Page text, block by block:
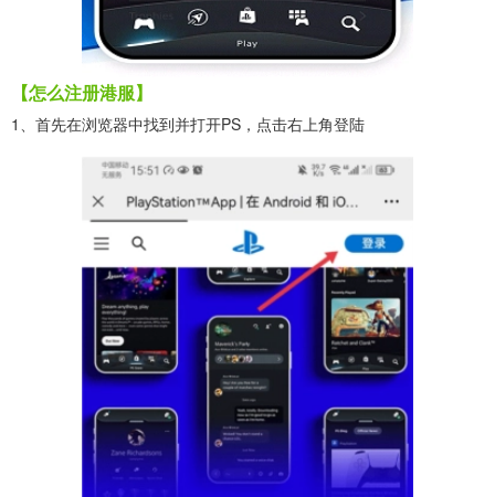
【怎么注册港服】
1、首先在浏览器中找到并打开PS，点击右上角登陆